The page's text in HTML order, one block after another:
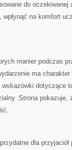
do oczekiwanej
wpłynąć na komfort
manier podczas
ma
dotyczące
Strona pokazuje,
dla przyjaciół